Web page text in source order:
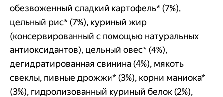
обезвоженный сладкий картофель* (7%),
цельный рис* (7%), куриный жир
(консервированный с помощью натуральных
антиоксидантов), цельный овес* (4%),
дегидратированная свинина (4%), мякоть
свеклы, пивные дрожжи* (3%), корни маниока*
(3%), гидролизованный куриный белок (2%),